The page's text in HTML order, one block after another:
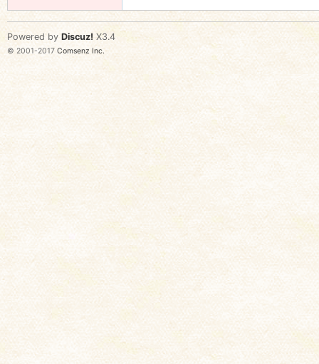
Powered by Discuz! X3.4
© 2001-2017 Comsenz Inc.